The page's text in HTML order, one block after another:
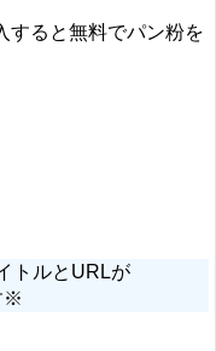
すると無料でパン粉を
トルとURLが
※